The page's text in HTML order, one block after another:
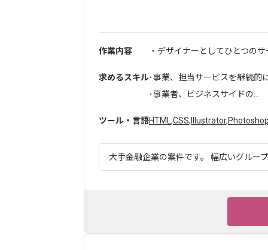
作業内容 ・デザイナーとしてひとつの
求めるスキル･事業、担当サービスを継続的
･事業者、ビジネスサイドの...
ツール・言語HTML ,CSS, Illustrator,
大手金融企業の案件です。 幅広いグルー